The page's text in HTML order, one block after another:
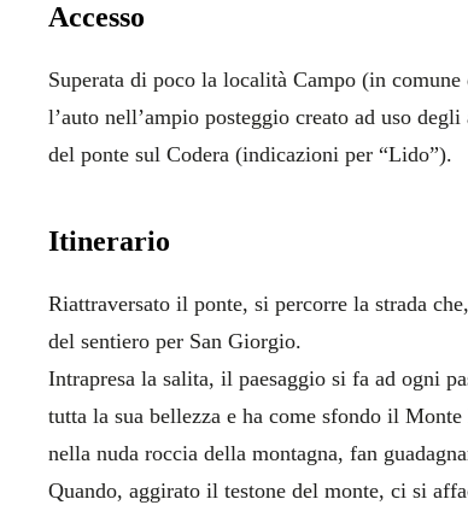
Accesso
Superata di poco la località Campo (in
l’auto nell’ampio posteggio creato ad uso
del ponte sul Codera (indicazioni per “Lido”).
Itinerario
Riattraversato il ponte, si percorre la strada
del sentiero per San Giorgio.
Intrapresa la salita, il paesaggio si fa ad ogni
tutta la sua bellezza e ha come sfondo il
nella nuda roccia della montagna, fan
Quando, aggirato il testone del monte, ci si